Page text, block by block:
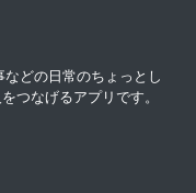
どの日常のちょっとし
つなげるアプリです。